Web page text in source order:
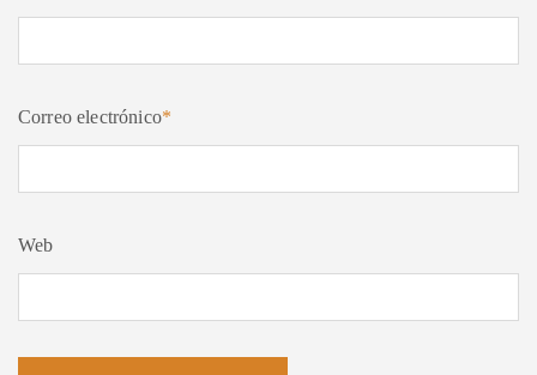
Correo electrónico*
Web